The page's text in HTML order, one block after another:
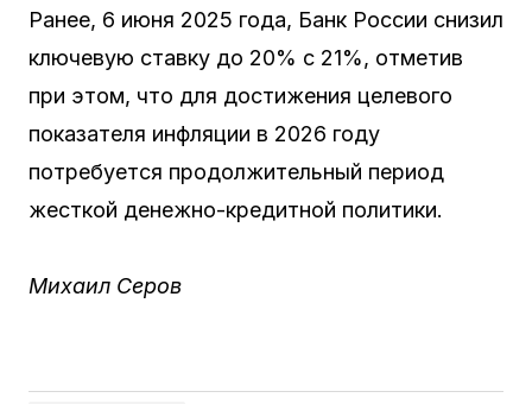
Ранее, 6 июня 2025 года, Банк России снизил
ключевую ставку до 20% с 21%, отметив
при этом, что для достижения целевого
показателя инфляции в 2026 году
потребуется продолжительный период
жесткой денежно-кредитной политики.
Михаил Серов